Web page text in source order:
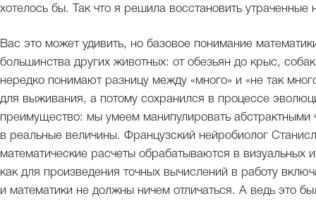
хотелось бы. Так что я решила восстановить утраченные
Вас это может удивить, но базовое понимание
большинства других животных: от обезьян до крыс,
нередко понимают разницу между «много» и «не так
для выживания, а потому сохранился в процессе
преимущество: мы умеем манипулировать
в реальные величины. Французский нейробиолог
математические расчеты обрабатываются в визуальных
как для произведения точных вычислений в работу
и математики не должны ничем отличаться. А ведь это